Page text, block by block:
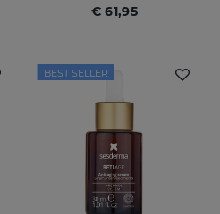
€ 61,95
BEST SELLER